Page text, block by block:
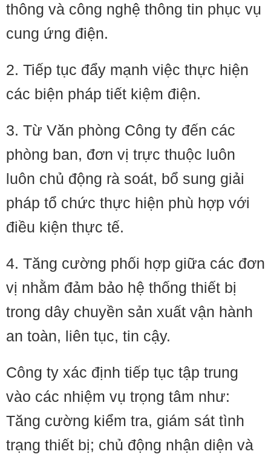
thông và công nghệ thông tin phục vụ
cung ứng điện.
2. Tiếp tục đẩy mạnh việc thực hiện
các biện pháp tiết kiệm điện.
3. Từ Văn phòng Công ty đến các
phòng ban, đơn vị trực thuộc luôn
luôn chủ động rà soát, bổ sung giải
pháp tổ chức thực hiện phù hợp với
điều kiện thực tế.
4. Tăng cường phối hợp giữa các đơn
vị nhằm đảm bảo hệ thống thiết bị
trong dây chuyền sản xuất vận hành
an toàn, liên tục, tin cậy.
Công ty xác định tiếp tục tập trung
vào các nhiệm vụ trọng tâm như:
Tăng cường kiểm tra, giám sát tình
trạng thiết bị; chủ động nhận diện và